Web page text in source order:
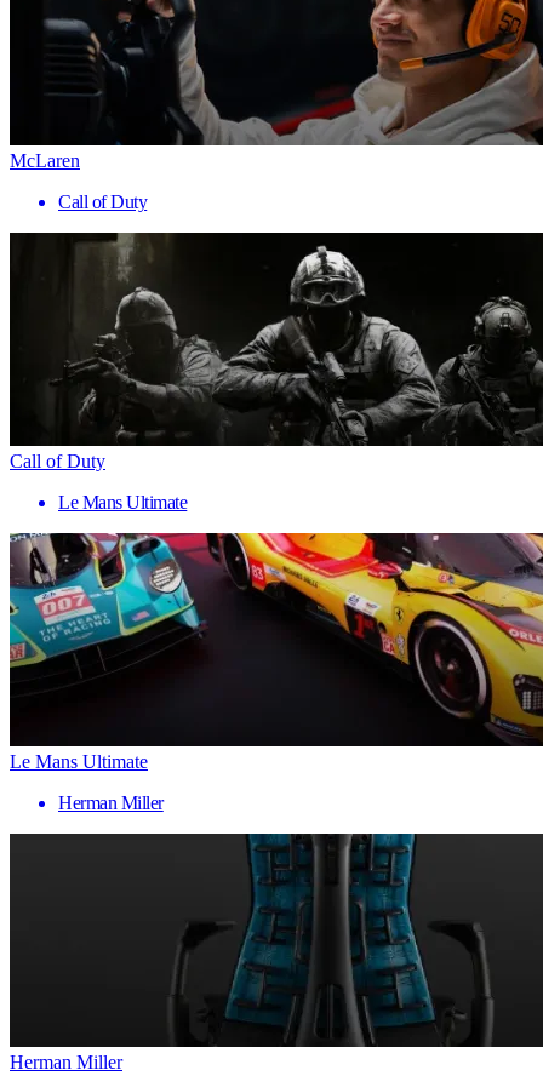
McLaren
Call of Duty
Call of Duty
Le Mans Ultimate
Le Mans Ultimate
Herman Miller
Herman Miller